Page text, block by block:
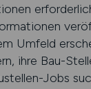
Umfeld
ihre Bau-
Jobs